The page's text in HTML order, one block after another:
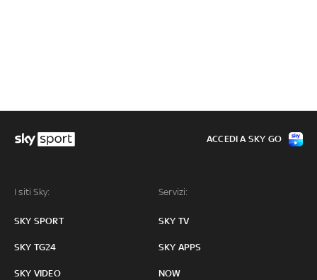
I siti Sky:
SKY SPORT
SKY TG24
SKY VIDEO
Servizi:
SKY TV
SKY APPS
NOW
ACCEDI A SKY GO